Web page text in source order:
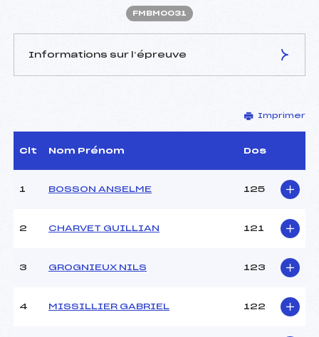
FMBM0031
Informations sur l’épreuve
ROGUET MATHIEU (MB)
D.T Adjoint :
–
Dir. Epreuve :
ROCHET JOANNY (MB)
CARACTÉRISTIQUES DE LA PISTE
4,5 km
Point Bas :
Imprimer
Clt Nom Prénom Dos
1 BOSSON ANSELME 125
2 CHARVET GUILLIAN 121
3 GROGNIEUX NILS 123
4 MISSILLIER GABRIEL 122